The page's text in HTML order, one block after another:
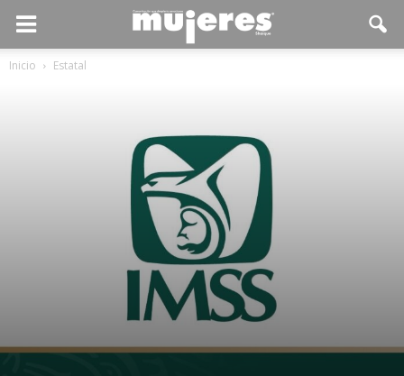
Inicio Estatal